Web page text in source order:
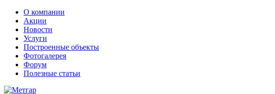
О компании
Акции
Новости
Услуги
Построенные объекты
Фотогалерея
Форум
Полезные статьи